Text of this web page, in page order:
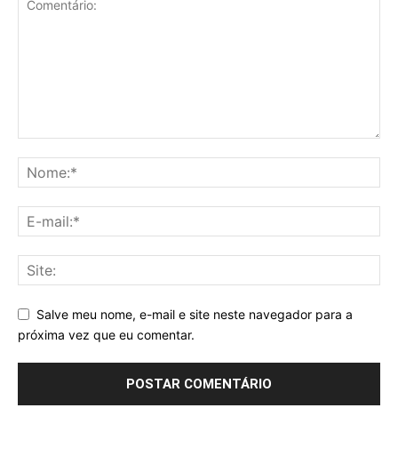
Salve meu nome, e-mail e site neste navegador para a
próxima vez que eu comentar.